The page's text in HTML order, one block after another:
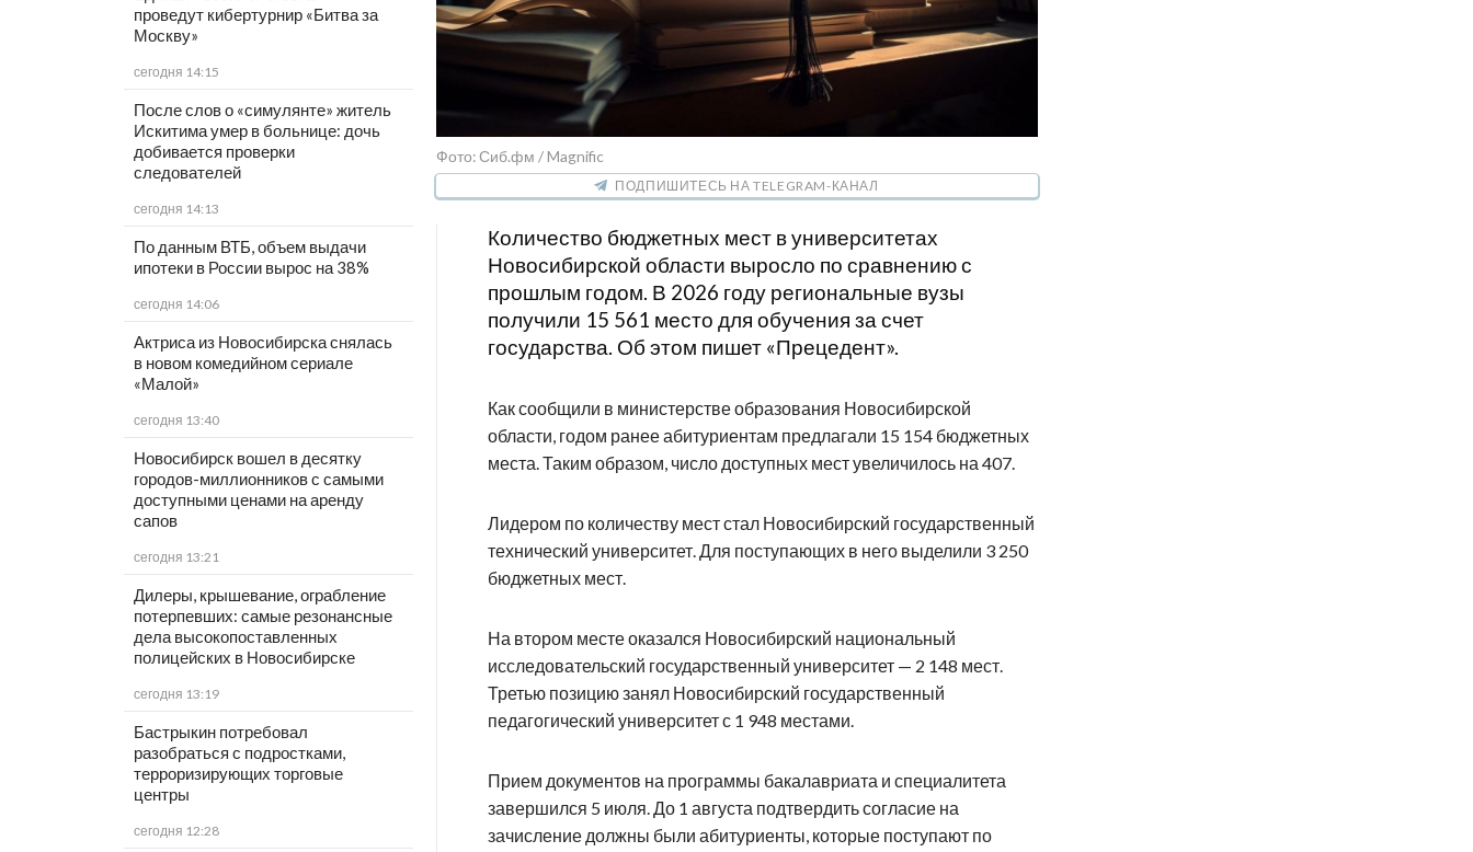
проведут кибертурнир «Битва за
Москву»
сегодня 14:15
После слов о «симулянте» житель
Искитима умер в больнице: дочь
добивается проверки
следователей
сегодня 14:13
По данным ВТБ, объем выдачи
ипотеки в России вырос на 38%
сегодня 14:06
Актриса из Новосибирска снялась
в новом комедийном сериале
«Малой»
сегодня 13:40
Новосибирск вошел в десятку
городов-миллионников с самыми
доступными ценами на аренду
сапов
сегодня 13:21
Дилеры, крышевание, ограбление
потерпевших: самые резонансные
дела высокопоставленных
полицейских в Новосибирске
сегодня 13:19
Бастрыкин потребовал
разобраться с подростками,
терроризирующих торговые
центры
сегодня 12:28
Фото: Сиб.фм / Magnific
ПОДПИШИТЕСЬ НА TELEGRAM-КАНАЛ
Количество бюджетных мест в университетах
Новосибирской области выросло по сравнению с
прошлым годом. В 2026 году региональные вузы
получили 15 561 место для обучения за счет
государства. Об этом пишет «Прецедент».
Как сообщили в министерстве образования Новосибирской
области, годом ранее абитуриентам предлагали 15 154 бюджетных
места. Таким образом, число доступных мест увеличилось на 407.
Лидером по количеству мест стал Новосибирский государственный
технический университет. Для поступающих в него выделили 3 250
бюджетных мест.
На втором месте оказался Новосибирский национальный
исследовательский государственный университет — 2 148 мест.
Третью позицию занял Новосибирский государственный
педагогический университет с 1 948 местами.
Прием документов на программы бакалавриата и специалитета
завершился 5 июля. До 1 августа подтвердить согласие на
зачисление должны были абитуриенты, которые поступают по